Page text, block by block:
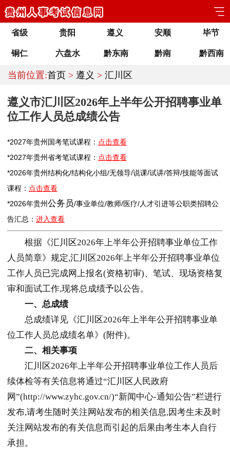
省级 贵阳 遵义 安顺 毕节
铜仁 六盘水 黔东南 黔南 黔西南
当前位置:首页 > 遵义 > 汇川区
遵义市汇川区2026年上半年公开招聘事业单
位工作人员总成绩公告
*2027年贵州 国考笔试课程： 点击查看
*2027年贵州省考笔试课程： 点击查看
*2026年贵州结构化/结构化小组/无领导/说课/试讲/答辩/技能等面试
课程： 点击查看
*2026年贵州公务员/事业单位/教师/医疗/人才引进等公职类招聘公
告汇总： 进入查看
根据《汇川区2026年上半年公开招聘事业单位工作
人员简章》规定,汇川区2026年上半年公开招聘事业单位
工作人员已完成网上报名(资格初审)、笔试、现场资格复
审和面试工作,现将总成绩予以公告。
一、总成绩
总成绩详见《汇川区2026年上半年公开招聘事业单
位工作人员总成绩名单》(附件)。
二、相关事项
汇川区2026年上半年公开招聘事业单位工作人员后
续体检等有关信息将通过“汇川区 人民政府
网”(http://www.zyhc.gov.cn/)“新闻中心-通知公告”栏进行
发布,请考生随时关注网站发布的相关信息,因考生未及时
关注网站发布的有关信息而引起的后果由考生本人自行
承担。